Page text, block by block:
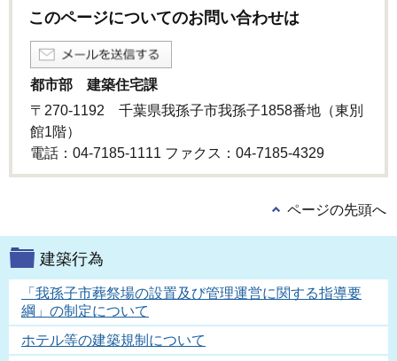
このページについてのお問い合わせは
都市部 建築住宅課
〒270-1192 千葉県我孫子市我孫子1858番地（東別
館1階）
電話：04-7185-1111 ファクス：04-7185-4329
ページの先頭へ
建築行為
「我孫子市葬祭場の設置及び管理運営に関する指導要
綱」の制定について
ホテル等の建築規制について